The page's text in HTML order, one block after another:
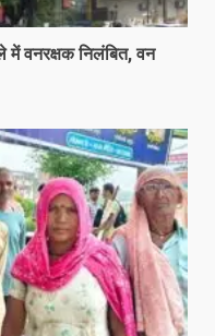
वनरक्षक निलंबित, वन